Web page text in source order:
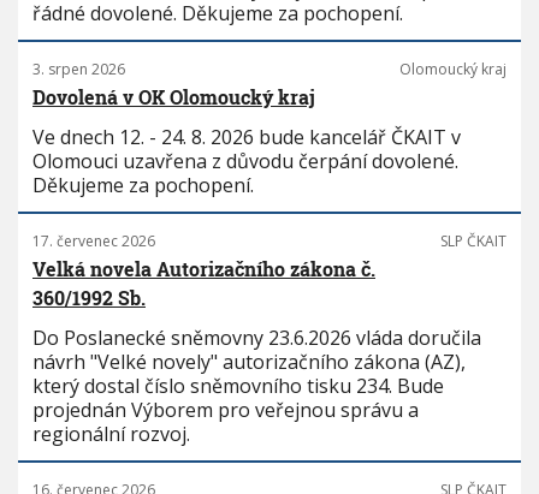
řádné dovolené. Děkujeme za pochopení.
3. srpen 2026 Olomoucký kraj
Dovolená v OK Olomoucký kraj
Ve dnech 12. - 24. 8. 2026 bude kancelář ČKAIT v
Olomouci uzavřena z důvodu čerpání dovolené.
Děkujeme za pochopení.
17. červenec 2026 SLP ČKAIT
Velká novela Autorizačního zákona č.
360/1992 Sb.
Do Poslanecké sněmovny 23.6.2026 vláda doručila
návrh "Velké novely" autorizačního zákona (AZ),
který dostal číslo sněmovního tisku 234. Bude
projednán Výborem pro veřejnou správu a
regionální rozvoj.